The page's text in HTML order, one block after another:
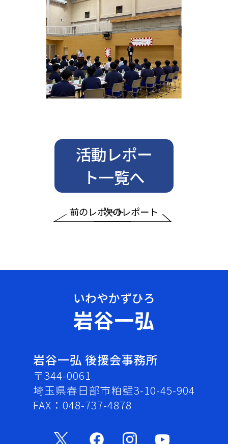
前のレポート
活動レポー
ト一覧へ
次のレポート
岩谷一弘
岩谷一弘 後援会事務所
〒344-0061
埼玉県春日部市粕壁3-10-45-904
FAX：048-737-4878